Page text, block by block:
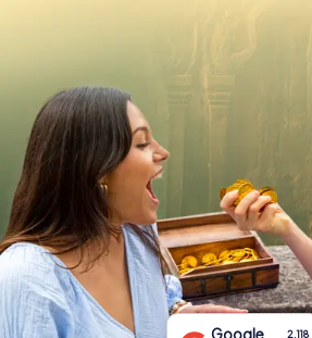
IT
Prenota Biglietti
Acquista i
Google 2.118